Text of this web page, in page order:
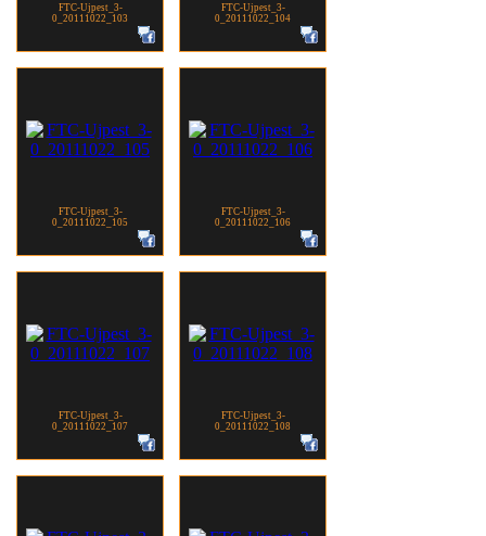
FTC-Ujpest_3-
0_20111022_103
FTC-Ujpest_3-
0_20111022_104
FTC-Ujpest_3-
0_20111022_105
FTC-Ujpest_3-
0_20111022_106
FTC-Ujpest_3-
0_20111022_107
FTC-Ujpest_3-
0_20111022_108